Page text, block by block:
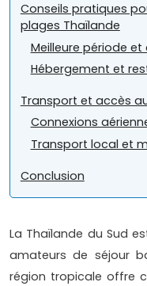
Conseils pratiques
plages Thaïlande
Meilleure période
Hébergement et
Transport et accès
Connexions
Transport local et
Conclusion
La Thaïlande du Sud
amateurs de séjour
région tropicale offre